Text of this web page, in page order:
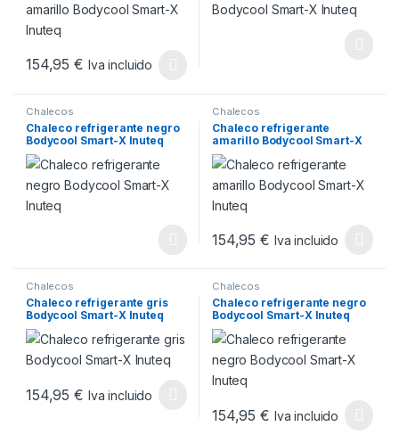
154,95€ Iva incluido
Este producto tiene múltiples variantes. Las opciones se
Chalecos
Chaleco refrigerante negro
Bodycool Smart-X Inuteq
Chalecos
Chaleco refrigerante
amarillo Bodycool Smart-X
Inuteq
154,95€ Iva incluido
Este producto tiene múltiples
Chalecos
Chaleco refrigerante gris
Bodycool Smart-X Inuteq
154,95€ Iva incluido
Este producto tiene múltiples variantes. Las opciones se
Chalecos
Chaleco refrigerante negro
Bodycool Smart-X Inuteq
154,95€ Iva incluido
Este producto tiene múltiples